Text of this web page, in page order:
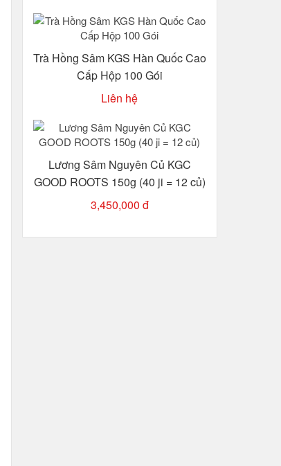
Trà Hồng Sâm KGS Hàn Quốc Cao
Cấp Hộp 100 Gói
Liên hệ
Lương Sâm Nguyên Củ KGC
GOOD ROOTS 150g (40 ji = 12 củ)
3,450,000 đ